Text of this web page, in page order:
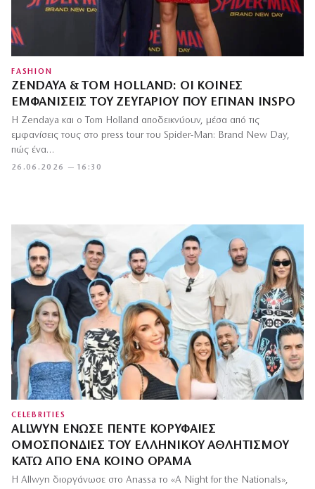
FASHION
ZENDAYA & TOM HOLLAND: ΟΙ ΚΟΙΝΈΣ
ΕΜΦΑΝΊΣΕΙΣ ΤΟΥ ΖΕΥΓΑΡΙΟΎ ΠΟΥ ΈΓΙΝΑΝ INSPO
26.06.2026 — 16:30
Η Zendaya και ο Tom Holland αποδεικνύουν, μέσα από τις
εμφανίσεις τους στο press tour του Spider-Man: Brand New Day,
πώς ένα…
CELEBRITIES
ALLWYN ΈΝΩΣΕ ΠΈΝΤΕ ΚΟΡΥΦΑΊΕΣ
ΟΜΟΣΠΟΝΔΊΕΣ ΤΟΥ ΕΛΛΗΝΙΚΟΎ ΑΘΛΗΤΙΣΜΟΎ
ΚΆΤΩ ΑΠΌ ΈΝΑ ΚΟΙΝΌ ΌΡΑΜΑ
Η Allwyn διοργάνωσε στο Anassa το «A Night for the Nationals»,